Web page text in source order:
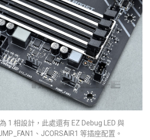
1 相設計，此處還有 EZ Debug LED 與
、JCORSAIR1 等插座配置。